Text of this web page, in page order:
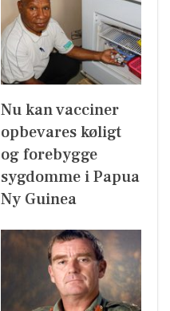
Nu kan vacciner
opbevares køligt
og forebygge
sygdomme i Papua
Ny Guinea